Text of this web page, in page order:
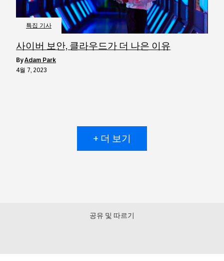
특집 기사
사이버 보안, 클라우드가 더 나은 이유
byAdam Park
4월 7, 2023
+ 더 보기
공유 및 따르기